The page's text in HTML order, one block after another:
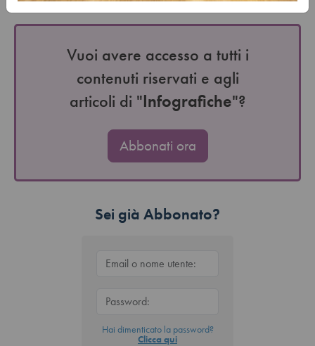
Vuoi avere accesso a tutti i
contenuti riservati e agli
articoli di "Infografiche"?
Abbonati ora
Sei già Abbonato?
Hai dimenticato la password?
Clicca qui